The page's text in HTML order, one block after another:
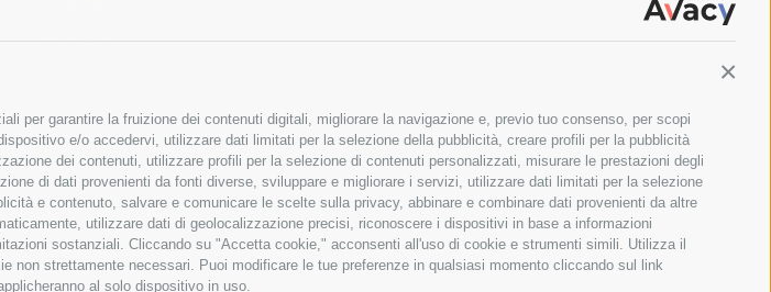
per garantire la fruizione dei contenuti digitali, migliorare la navigazione e, previo tuo consenso, per scopi
e/o accedervi, utilizzare dati limitati per la selezione della pubblicità, creare profili per la pubblicità
dei contenuti, utilizzare profili per la selezione di contenuti personalizzati, misurare le prestazioni degli
di dati provenienti da fonti diverse, sviluppare e migliorare i servizi, utilizzare dati limitati per la selezione
e contenuto, salvare e comunicare le scelte sulla privacy, abbinare e combinare dati provenienti da altre
utilizzare dati di geolocalizzazione precisi, riconoscere i dispositivi in base a informazioni
sostanziali. Cliccando su "Accetta cookie," acconsenti all'uso di cookie e strumenti simili. Utilizza il
strettamente necessari. Puoi modificare le tue preferenze in qualsiasi momento cliccando sul link
al solo dispositivo in uso.
CHI SIAMO
Bonifico
Bancario